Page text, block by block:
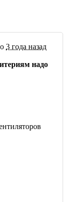
3 года назад
надо